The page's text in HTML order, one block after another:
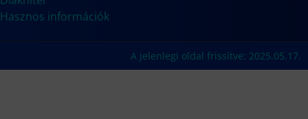
Hasznos információk
A jelenlegi oldal frissítve: 2025.05.17.